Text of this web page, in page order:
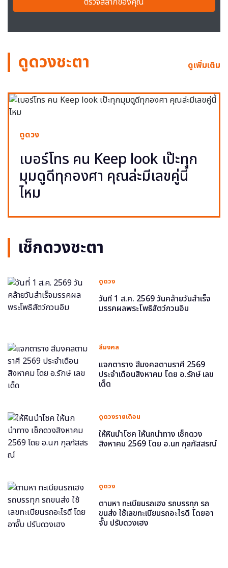
ดูดวงชะตา ดูเพิ่มเติม
ดูดวง
เบอร์โทร คน Keep look เป๊ะทุก
มุมดูดีทุกองศา คุณล่ะมีเลขคู่นี้
ไหม
เช็กดวงชะตา
ดูดวง
วันที่ 1 ส.ค. 2569 วันคล้ายวันสำเร็จ
มรรคผลพระโพธิสัตว์กวนอิม
สีมงคล
แจกตาราง สีมงคลตามราศี 2569
ประจำเดือนสิงหาคม โดย อ.รักษ์ เลข
เด็ด
ดูดวงรายเดือน
ให้หินนำโชค ให้นกนำทาง เช็กดวง
สิงหาคม 2569 โดย อ.นก กุลภัสสรณ์
ดูดวง
ตามหา ทะเบียนรถเฮง รถบรรทุก รถ
ขนส่ง ใช้เลขทะเบียนรถอะไรดี โดยอา
จั๊บ ปรับดวงเฮง